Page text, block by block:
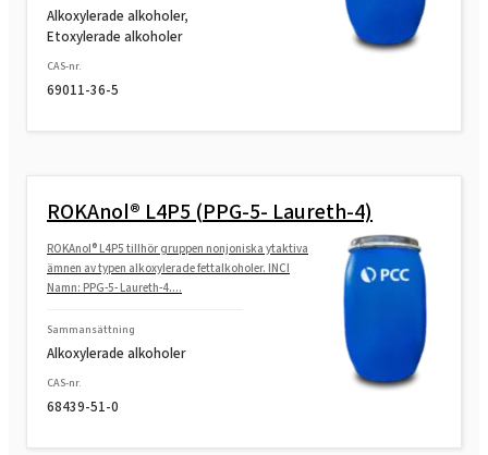
Alkoxylerade alkoholer,
Etoxylerade alkoholer
CAS-nr.
69011-36-5
ROKAnol® L4P5 (PPG-5- Laureth-4)
ROKAnol® L4P5 tillhör gruppen nonjoniska ytaktiva
ämnen av typen alkoxylerade fettalkoholer. INCI
Namn: PPG-5- Laureth-4....
Sammansättning
Alkoxylerade alkoholer
CAS-nr.
68439-51-0